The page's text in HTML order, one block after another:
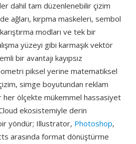
dahil tam düzenlenebilir çizim
ağları, kırpma maskeleri, sembol
modları ve tek bir
yüzeyi gibi karmaşık vektör
bir avantajı kayıpsız
piksel yerine matematiksel
çizim, simge boyutundan reklam
her ölçekte mükemmel hassasiyet
ekosistemiyle derin
yöndür; Illustrator, Photoshop,
arasında format dönüştürme